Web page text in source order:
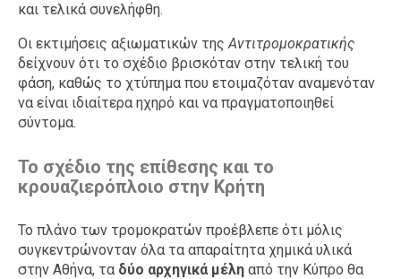
και τελικά συνελήφθη.
Οι εκτιμήσεις αξιωματικών τηςΑντιτρομοκρατικής
δείχνουν ότι το σχέδιο βρισκόταν στην τελική του
φάση, καθώς το χτύπημα που ετοιμαζόταν αναμενόταν
να είναι ιδιαίτερα ηχηρό και να πραγματοποιηθεί
σύντομα.
Το σχέδιο της επίθεσης και το
κρουαζιερόπλοιο στην Κρήτη
Το πλάνο των τρομοκρατών προέβλεπε ότι μόλις
συγκεντρώνονταν όλα τα απαραίτητα χημικά υλικά
στην Αθήνα, τα δύο αρχηγικά μέλη από την Κύπρο θα